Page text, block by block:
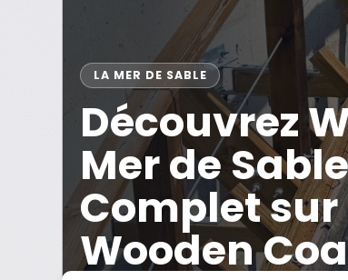
LA MER DE SABLE
Découvrez
Mer de
Complet
Wooden